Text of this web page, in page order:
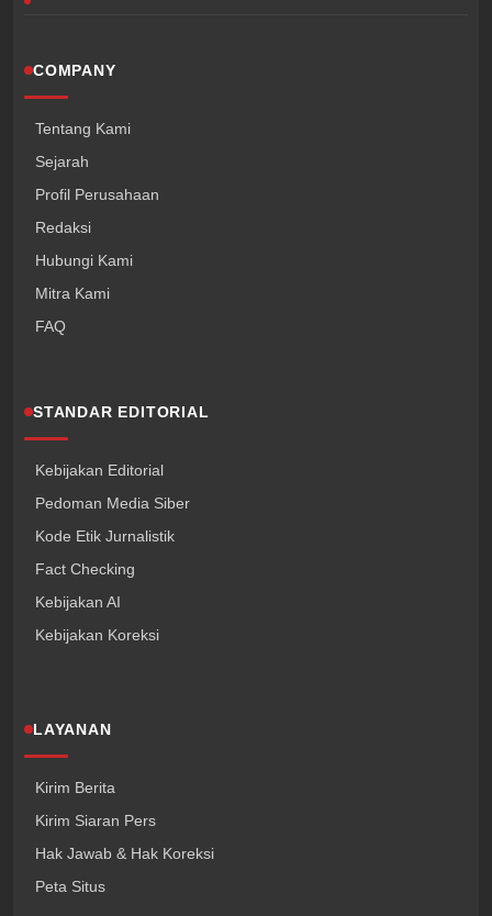
COMPANY
Tentang Kami
Sejarah
Profil Perusahaan
Redaksi
Hubungi Kami
Mitra Kami
FAQ
STANDAR EDITORIAL
Kebijakan Editorial
Pedoman Media Siber
Kode Etik Jurnalistik
Fact Checking
Kebijakan AI
Kebijakan Koreksi
LAYANAN
Kirim Berita
Kirim Siaran Pers
Hak Jawab & Hak Koreksi
Peta Situs